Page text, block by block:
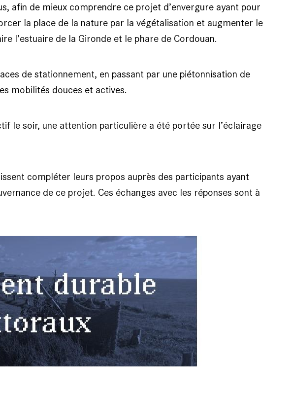
afin de mieux comprendre ce projet d’envergure ayant pour
la place de la nature par la végétalisation et augmenter le
l’estuaire de la Gironde et le phare de Cordouan.
de stationnement, en passant par une piétonnisation de
mobilités douces et actives.
le soir, une attention particulière a été portée sur l’éclairage
compléter leurs propos auprès des participants ayant
de ce projet. Ces échanges avec les réponses sont à